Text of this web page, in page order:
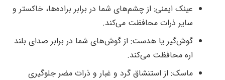
عینک ایمنی: از چشم‌های شما در برابر براده‌ها، خاکستر و
سایر ذرات محافظت می‌کند.
گوش‌گیر یا هدست: از گوش‌های شما در برابر صدای بلند
اره محافظت می‌کند.
ماسک: از استنشاق گرد و غبار و ذرات مضر جلوگیری